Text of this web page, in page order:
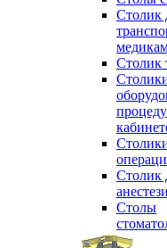
Столик
Столик
Столик
Столы